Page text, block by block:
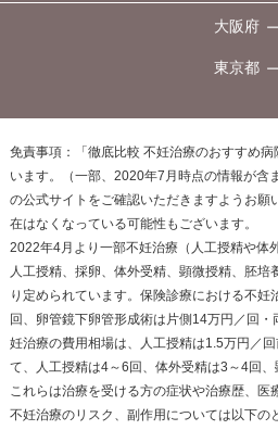
大阪府
東京都
免責事項：「徹底比較 不妊治療のおすすめ
います。（一部、2020年7月時点の情報が含
の公式サイトをご確認いただきますようお
在はなくなっている可能性もございます。
2022年4月より一部不妊治療（人工授精や体
人工授精、採卵、体外受精、顕微授精、胚
り定められています。保険診療における不
回、卵管鏡下卵管形成術は片側14万円／回
妊治療の費用相場は、人工授精は1.5万円／
て、人工授精は4～6回、体外受精は3～4回
これらは治療を受ける方の症状や治療歴、
不妊治療のリスク、副作用については以下の